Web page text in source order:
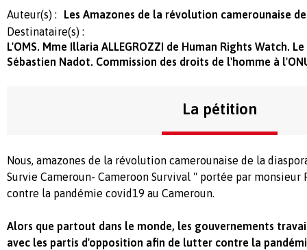
Auteur(s) :
Les Amazones de la révolution camerounaise
Destinataire(s) :
L'OMS. Mme Illaria ALLEGROZZI de Human Rights Watch.
Sébastien Nadot. Commission des droits de l'homme à
La pétition
Nous, amazones de la révolution camerounaise de la
Survie Cameroun- Cameroon Survival '' portée par monsieur
contre la pandémie covid19 au Cameroun.
Alors que partout dans le monde, les gouvernements
avec les partis d'opposition afin de lutter contre la